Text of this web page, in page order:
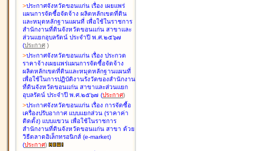
>ประกาศจังหวัดขอนแก่น เรื่อง เผยแพร่
แผนการจัดซื้อจัดจ้าง ผลิตหลักเขตที่ดิน
และหมุดหลักฐานแผนที่ เพื่อใช้ในราชการ
สำนักงานที่ดินจังหวัดขอนแก่น สาขาและ
ส่วนแยกอุบลรัตน์ ประจำปี พ.ศ.๒๕๖๗
(ประกาศ )
>ประกาศจังหวัดขอนแก่น เรื่อง ประกวด
ราคาจ้างเผยแพร่แผนการจัดซื้อจัดจ้าง
ผลิตหลักเขตที่ดินและหมุดหลักฐานแผนที่
เพื่อใช้ในการปฏิบัติงานรังวัดของสำนักงาน
ที่ดินจังหวัดขอนแก่น สาขาและส่วนแยก
อุบลรัตน์ ประจำปี พ.ศ.๒๕๖๗ (ประกาศ)
>ประกาศจังหวัดขอนแก่น เรื่อง การจัดซื้อ
เครื่องปรับอากาศ แบบแยกส่วน (ราคาค่า
ติดตั้ง) แบบแขวน เพื่อใช้ในราชการ
สำนักงานที่ดินจังหวัดขอนแก่น สาขา ด้วย
วิธีตลาดอิเล็กทรอนิกส์ (e-market)
(ประกาศ)